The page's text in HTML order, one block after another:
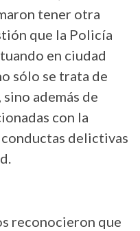
tener otra
que la Policía
en ciudad
sólo se trata de
además de
con la
delictivas
reconocieron que